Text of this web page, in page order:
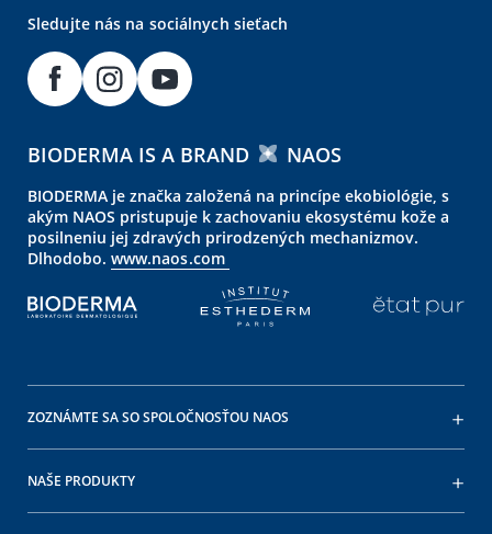
Sledujte nás na sociálnych sieťach
BIODERMA IS A BRAND NAOS
BIODERMA je značka založená na princípe ekobiológie, s
akým NAOS pristupuje k zachovaniu ekosystému kože a
posilneniu jej zdravých prirodzených mechanizmov.
Dlhodobo. www.naos.com
ZOZNÁMTE SA SO SPOLOČNOSŤOU NAOS
NAŠE PRODUKTY